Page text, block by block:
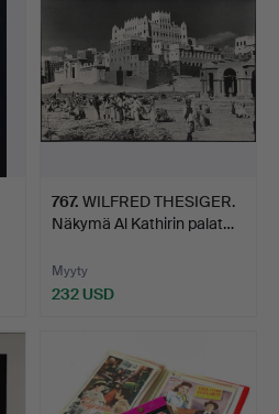
767. WILFRED THESIGER.
Näkymä Al Kathirin palat…
Myyty
232 USD